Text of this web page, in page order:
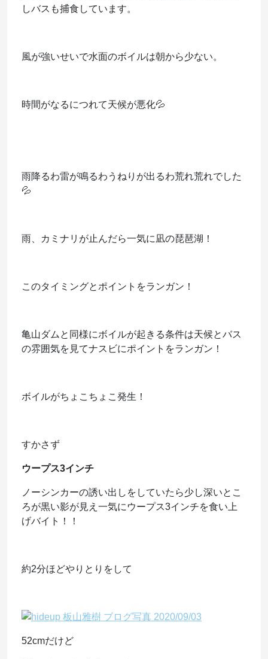
しバスも捕食しています。
風が強いせいで水面のボイルは朝から少ない。
時間がなるにつれて天候が悪化💦
雨降るわ雷が鳴るわうねりが出るわ荒れ荒れでした
💦
雨、カミナリが止んだら一気に凪の琵琶湖！
このタイミングとポイントをランガン！
亀山ダムと同様にボイルが起きる条件は天候とバス
の雰囲気を見てナスビにポイントをランガン！
ボイルがちょこちょこ発生！
すかさず
ウープス3インチ
ノーシンカーの誘い出しをしていたら少し深いとこ
ろが黒い影が見え一気にウープス3インチを食い上
げバイト！！
約2分ほどやりとりをして
52cmだけど